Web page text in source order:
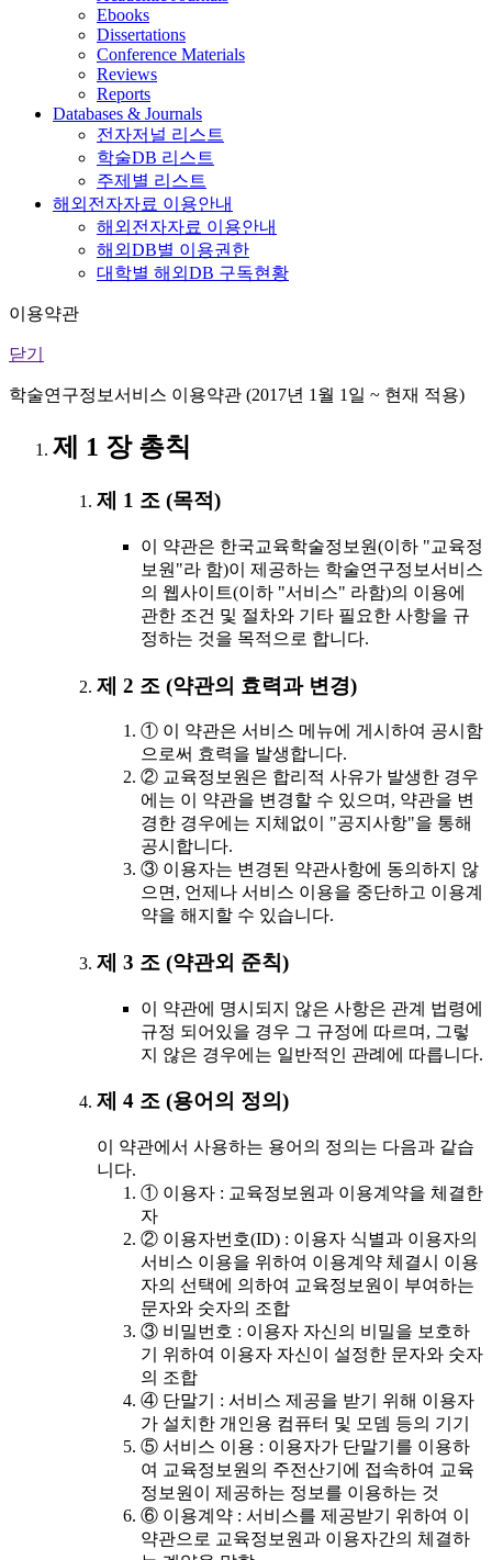
Ebooks
Dissertations
Conference Materials
Reviews
Reports
Databases & Journals
전자저널 리스트
학술DB 리스트
주제별 리스트
해외전자자료 이용안내
해외전자자료 이용안내
해외DB별 이용권한
대학별 해외DB 구독현황
이용약관
닫기
학술연구정보서비스 이용약관 (2017년 1월 1일 ~ 현재 적용)
제 1 장 총칙
제 1 조 (목적)
이 약관은 한국교육학술정보원(이하 "교육정
보원"라 함)이 제공하는 학술연구정보서비스
의 웹사이트(이하 "서비스" 라함)의 이용에
관한 조건 및 절차와 기타 필요한 사항을 규
정하는 것을 목적으로 합니다.
제 2 조 (약관의 효력과 변경)
① 이 약관은 서비스 메뉴에 게시하여 공시함
으로써 효력을 발생합니다.
② 교육정보원은 합리적 사유가 발생한 경우
에는 이 약관을 변경할 수 있으며, 약관을 변
경한 경우에는 지체없이 "공지사항"을 통해
공시합니다.
③ 이용자는 변경된 약관사항에 동의하지 않
으면, 언제나 서비스 이용을 중단하고 이용계
약을 해지할 수 있습니다.
제 3 조 (약관외 준칙)
이 약관에 명시되지 않은 사항은 관계 법령에
규정 되어있을 경우 그 규정에 따르며, 그렇
지 않은 경우에는 일반적인 관례에 따릅니다.
제 4 조 (용어의 정의)
이 약관에서 사용하는 용어의 정의는 다음과 같습
니다.
① 이용자 : 교육정보원과 이용계약을 체결한
자
② 이용자번호(ID) : 이용자 식별과 이용자의
서비스 이용을 위하여 이용계약 체결시 이용
자의 선택에 의하여 교육정보원이 부여하는
문자와 숫자의 조합
③ 비밀번호 : 이용자 자신의 비밀을 보호하
기 위하여 이용자 자신이 설정한 문자와 숫자
의 조합
④ 단말기 : 서비스 제공을 받기 위해 이용자
가 설치한 개인용 컴퓨터 및 모뎀 등의 기기
⑤ 서비스 이용 : 이용자가 단말기를 이용하
여 교육정보원의 주전산기에 접속하여 교육
정보원이 제공하는 정보를 이용하는 것
⑥ 이용계약 : 서비스를 제공받기 위하여 이
약관으로 교육정보원과 이용자간의 체결하